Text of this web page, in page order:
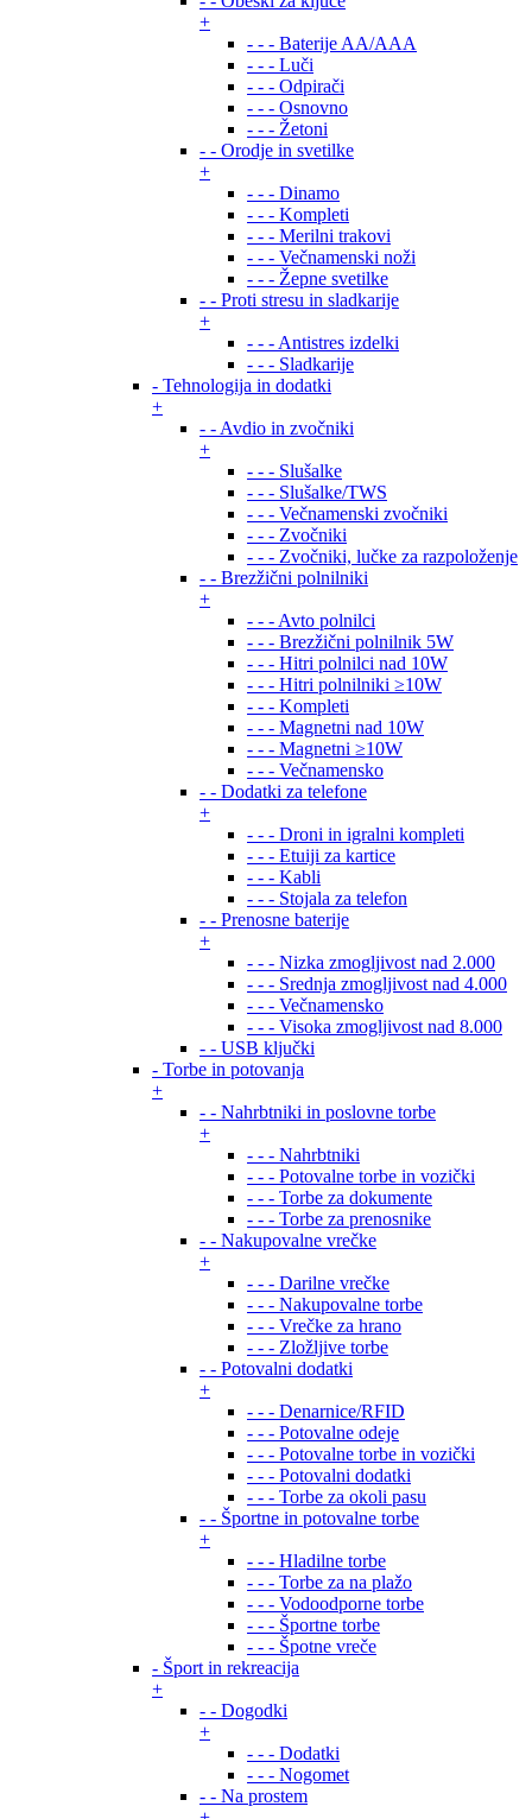
+
- - - Baterije AA/AAA
- - - Luči
- - - Odpirači
- - - Osnovno
- - - Žetoni
- - Orodje in svetilke
+
- - - Dinamo
- - - Kompleti
- - - Merilni trakovi
- - - Večnamenski noži
- - - Žepne svetilke
- - Proti stresu in sladkarije
+
- - - Antistres izdelki
- - - Sladkarije
- Tehnologija in dodatki
+
- - Avdio in zvočniki
+
- - - Slušalke
- - - Slušalke/TWS
- - - Večnamenski zvočniki
- - - Zvočniki
- - - Zvočniki, lučke za razpoloženje
- - Brezžični polnilniki
+
- - - Avto polnilci
- - - Brezžični polnilnik 5W
- - - Hitri polnilci nad 10W
- - - Hitri polnilniki ≥10W
- - - Kompleti
- - - Magnetni nad 10W
- - - Magnetni ≥10W
- - - Večnamensko
- - Dodatki za telefone
+
- - - Droni in igralni kompleti
- - - Etuiji za kartice
- - - Kabli
- - - Stojala za telefon
- - Prenosne baterije
+
- - - Nizka zmogljivost nad 2.000
- - - Srednja zmogljivost nad 4.000
- - - Večnamensko
- - - Visoka zmogljivost nad 8.000
- - USB ključki
- Torbe in potovanja
+
- - Nahrbtniki in poslovne torbe
+
- - - Nahrbtniki
- - - Potovalne torbe in vozički
- - - Torbe za dokumente
- - - Torbe za prenosnike
- - Nakupovalne vrečke
+
- - - Darilne vrečke
- - - Nakupovalne torbe
- - - Vrečke za hrano
- - - Zložljive torbe
- - Potovalni dodatki
+
- - - Denarnice/RFID
- - - Potovalne odeje
- - - Potovalne torbe in vozički
- - - Potovalni dodatki
- - - Torbe za okoli pasu
- - Športne in potovalne torbe
+
- - - Hladilne torbe
- - - Torbe za na plažo
- - - Vodoodporne torbe
- - - Športne torbe
- - - Špotne vreče
- Šport in rekreacija
+
- - Dogodki
+
- - - Dodatki
- - - Nogomet
- - Na prostem